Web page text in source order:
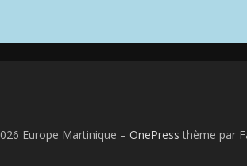
Europe Martinique – OnePress thème par